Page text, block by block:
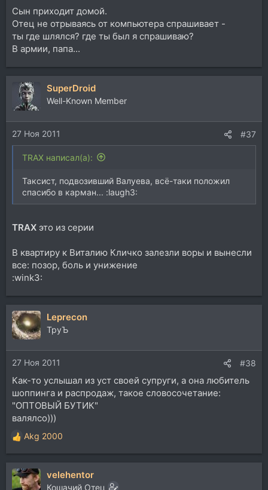
Сын приходит домой.
Отец не отрываясь от компьютера спрашивает -
ты где шлялся? где ты был я спрашиваю?
В армии, папа...
SuperDroid
Well-Known Member
27 Ноя 2011 #37
TRAX написал(а):
Таксист, подвозивший Валуева, всё-таки положил
спасибо в карман... :laugh3:
TRAX это из серии
В квартиру к Виталию Кличко залезли воры и вынесли
все: позор, боль и унижение
:wink3:
Leprecon
ТруЪ
27 Ноя 2011 #38
Как-то услышал из уст своей супруги, а она любитель
шоппинга и распродаж, такое словосочетание:
"ОПТОВЫЙ БУТИК"
валялсо)))
Р
е
а
к
ц
Akg 2000
velehentor
Кошачий Отец